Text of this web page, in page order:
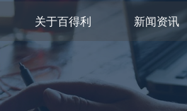
关于百得利 新闻资讯